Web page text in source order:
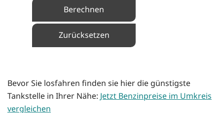
Berechnen
Zurücksetzen
Bevor Sie losfahren finden sie hier die günstigste
Tankstelle in Ihrer Nähe: Jetzt Benzinpreise im Umkreis
vergleichen